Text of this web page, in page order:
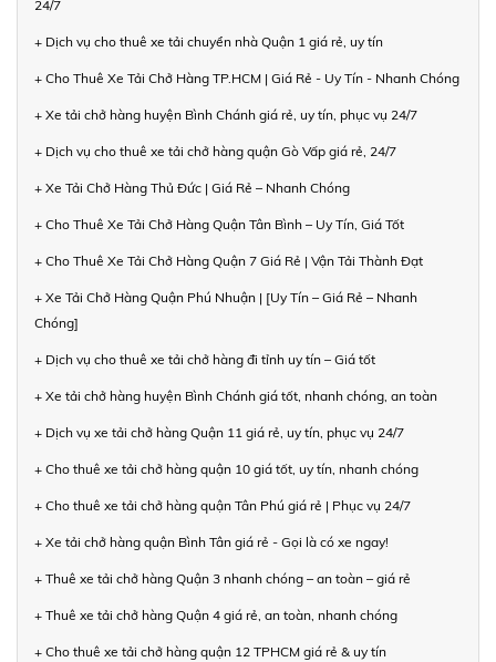
24/7
+ Dịch vụ cho thuê xe tải chuyển nhà Quận 1 giá rẻ, uy tín
+ Cho Thuê Xe Tải Chở Hàng TP.HCM | Giá Rẻ - Uy Tín - Nhanh Chóng
+ Xe tải chở hàng huyện Bình Chánh giá rẻ, uy tín, phục vụ 24/7
+ Dịch vụ cho thuê xe tải chở hàng quận Gò Vấp giá rẻ, 24/7
+ Xe Tải Chở Hàng Thủ Đức | Giá Rẻ – Nhanh Chóng
+ Cho Thuê Xe Tải Chở Hàng Quận Tân Bình – Uy Tín, Giá Tốt
+ Cho Thuê Xe Tải Chở Hàng Quận 7 Giá Rẻ | Vận Tải Thành Đạt
+ Xe Tải Chở Hàng Quận Phú Nhuận | [Uy Tín – Giá Rẻ – Nhanh
Chóng]
+ Dịch vụ cho thuê xe tải chở hàng đi tỉnh uy tín – Giá tốt
+ Xe tải chở hàng huyện Bình Chánh giá tốt, nhanh chóng, an toàn
+ Dịch vụ xe tải chở hàng Quận 11 giá rẻ, uy tín, phục vụ 24/7
+ Cho thuê xe tải chở hàng quận 10 giá tốt, uy tín, nhanh chóng
+ Cho thuê xe tải chở hàng quận Tân Phú giá rẻ | Phục vụ 24/7
+ Xe tải chở hàng quận Bình Tân giá rẻ - Gọi là có xe ngay!
+ Thuê xe tải chở hàng Quận 3 nhanh chóng – an toàn – giá rẻ
+ Thuê xe tải chở hàng Quận 4 giá rẻ, an toàn, nhanh chóng
+ Cho thuê xe tải chở hàng quận 12 TPHCM giá rẻ & uy tín